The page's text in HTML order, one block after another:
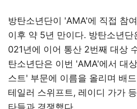
방탄소년단이 'AMA'에 직접 참
이후 약 5년 만이다. 방탄소년
021년에 이어 통산 2번째 대상
탄소년단은 이번 'AMA'에서 대
스트' 부문에 이름을 올리며 배
테일러 스위프트, 레이디 가가
타들과 경쟁했다.